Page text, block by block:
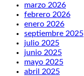
marzo 2026
febrero 2026
enero 2026
septiembre 2025
julio 2025
junio 2025
mayo 2025
abril 2025